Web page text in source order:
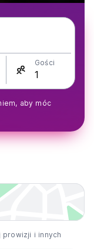
Gości
aby móc
prowizji i innych